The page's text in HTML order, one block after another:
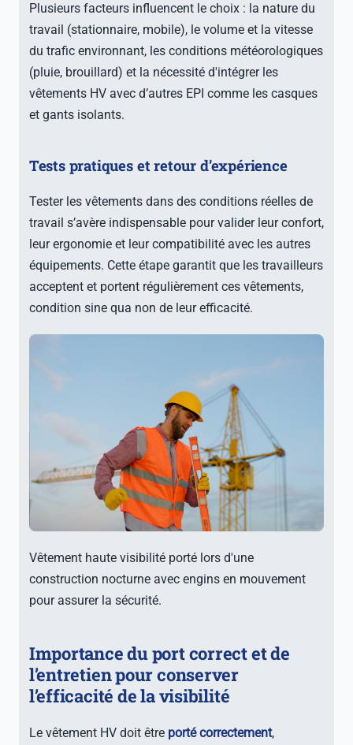
Plusieurs facteurs influencent le choix : la nature du
travail (stationnaire, mobile), le volume et la vitesse
du trafic environnant, les conditions météorologiques
(pluie, brouillard) et la nécessité d'intégrer les
vêtements HV avec d’autres EPI comme les casques
et gants isolants.
Tests pratiques et retour d’expérience
Tester les vêtements dans des conditions réelles de
travail s’avère indispensable pour valider leur confort,
leur ergonomie et leur compatibilité avec les autres
équipements. Cette étape garantit que les travailleurs
acceptent et portent régulièrement ces vêtements,
condition sine qua non de leur efficacité.
Vêtement haute visibilité porté lors d'une
construction nocturne avec engins en mouvement
pour assurer la sécurité.
Importance du port correct et de
l’entretien pour conserver
l’efficacité de la visibilité
Le vêtement HV doit être porté correctement,